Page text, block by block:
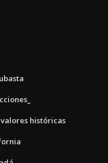
históricas